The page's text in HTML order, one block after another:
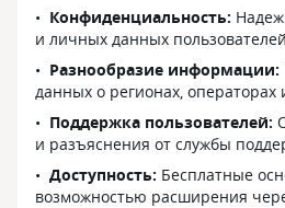
Конфиденциальность:
и личных данных
Разнообразие информации:
данных о регионах, операторах
Поддержка пользователей:
и разъяснения от службы
Доступность: Бесплатные
возможностью расширения